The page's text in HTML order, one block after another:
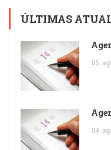
ÚLTIMAS
05
04